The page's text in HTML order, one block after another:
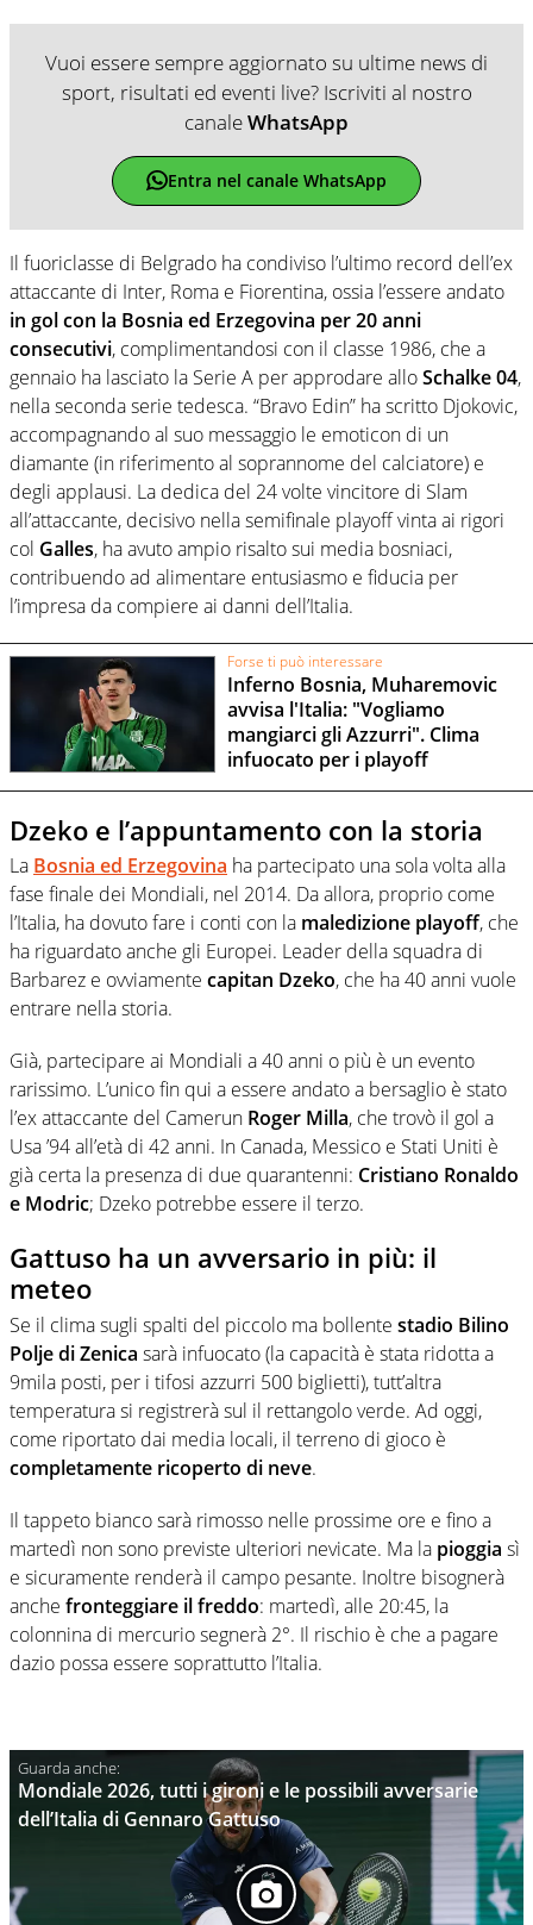
Vuoi essere sempre aggiornato su ultime news di
sport, risultati ed eventi live? Iscriviti al nostro
canaleWhatsApp
Entra nel canale WhatsApp
Il fuoriclasse di Belgrado ha condiviso l’ultimo record dell’ex
attaccante di Inter, Roma e Fiorentina, ossia l’essere andato
in gol con la Bosnia ed Erzegovina per 20 anni
consecutivi, complimentandosi con il classe 1986, che a
gennaio ha lasciato la Serie A per approdare alloSchalke 04,
nella seconda serie tedesca. “Bravo Edin” ha scritto Djokovic,
accompagnando al suo messaggio le emoticon di un
diamante (in riferimento al soprannome del calciatore) e
degli applausi. La dedica del 24 volte vincitore di Slam
all’attaccante, decisivo nella semifinale playoff vinta ai rigori
col Galles, ha avuto ampio risalto sui media bosniaci,
contribuendo ad alimentare entusiasmo e fiducia per
l’impresa da compiere ai danni dell’Italia.
Forse ti può interessare
Inferno Bosnia, Muharemovic
avvisa l'Italia: "Vogliamo
mangiarci gli Azzurri". Clima
infuocato per i playoff
Dzeko e l’appuntamento con la storia
La Bosnia ed Erzegovina ha partecipato una sola volta alla
fase finale dei Mondiali, nel 2014. Da allora, proprio come
l’Italia, ha dovuto fare i conti con la maledizione playoff, che
ha riguardato anche gli Europei. Leader della squadra di
Barbarez e ovviamente capitan Dzeko, che ha 40 anni vuole
entrare nella storia.
Già, partecipare ai Mondiali a 40 anni o più è un evento
rarissimo. L’unico fin qui a essere andato a bersaglio è stato
l’ex attaccante del Camerun Roger Milla, che trovò il gol a
Usa ’94 all’età di 42 anni. In Canada, Messico e Stati Uniti è
già certa la presenza di due quarantenni: Cristiano Ronaldo
e Modric; Dzeko potrebbe essere il terzo.
Gattuso ha un avversario in più: il
meteo
Se il clima sugli spalti del piccolo ma bollente stadio Bilino
Polje di Zenica sarà infuocato (la capacità è stata ridotta a
9mila posti, per i tifosi azzurri 500 biglietti), tutt’altra
temperatura si registrerà sul il rettangolo verde. Ad oggi,
come riportato dai media locali, il terreno di gioco è
completamente ricoperto di neve.
Il tappeto bianco sarà rimosso nelle prossime ore e fino a
martedì non sono previste ulteriori nevicate. Ma la pioggia sì
e sicuramente renderà il campo pesante. Inoltre bisognerà
anche fronteggiare il freddo: martedì, alle 20:45, la
colonnina di mercurio segnerà 2°. Il rischio è che a pagare
dazio possa essere soprattutto l’Italia.
Mondiale 2026, tutti i gironi e le possibili avversarie
dell’Italia di Gennaro Gattuso